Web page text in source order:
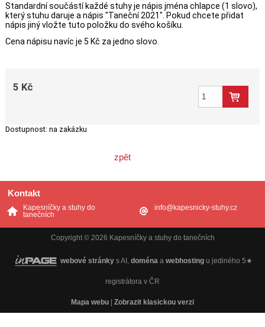
Standardní součástí každé stuhy je nápis jména chlapce (1 slovo),
který stuhu daruje a nápis "Taneční 2021". Pokud chcete přidat
nápis jiný vložte tuto položku do svého košíku.
Cena nápisu navíc je 5 Kč za jedno slovo.
5 Kč
Dostupnost: na zakázku
zpět
Kontakt
Kapesníčky a stuhy do
tanečních
info@kapesnicky-stuhy.cz
Copyright © 2026 Kapesníčky a stuhy do tanečních
webové stránky s AI, doména a webhosting u jediného 5★
registrátora v ČR
Mapa webu Zobrazit klasickou verzi